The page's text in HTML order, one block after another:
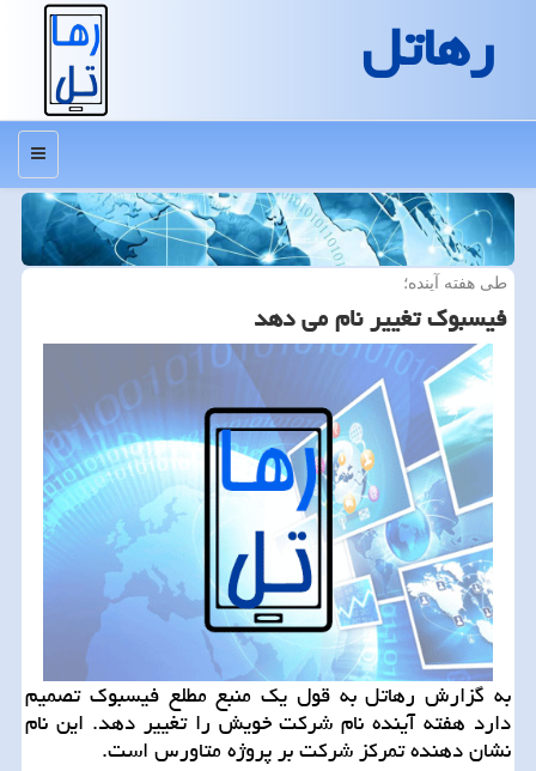
رهاتل
منو
طی هفته آینده؛
فیسبوک تغییر نام می دهد
به گزارش رهاتل به قول یک منبع مطلع فیسبوک تصمیم
دارد هفته آینده نام شرکت خویش را تغییر دهد. این نام
نشان دهنده تمرکز شرکت بر پروژه متاورس است.